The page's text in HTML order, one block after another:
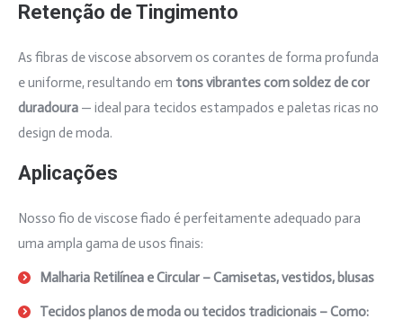
Retenção de Tingimento
As fibras de viscose absorvem os corantes de forma profunda
e uniforme, resultando em tons vibrantes com soldez de cor
duradoura — ideal para tecidos estampados e paletas ricas no
design de moda.
Aplicações
Nosso fio de viscose fiado é perfeitamente adequado para
uma ampla gama de usos finais:
Malharia Retilínea e Circular – Camisetas, vestidos, blusas
Tecidos planos de moda ou tecidos tradicionais –Como: